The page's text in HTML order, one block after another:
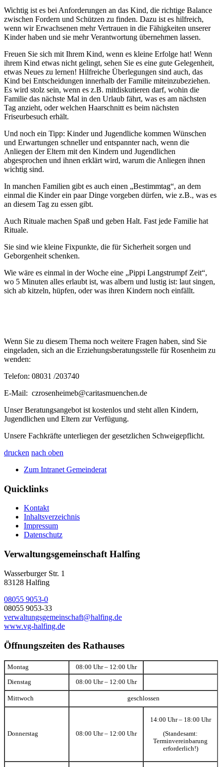
Wichtig ist es bei Anforderungen an das Kind, die richtige Balance
zwischen Fordern und Schützen zu finden. Dazu ist es hilfreich,
wenn wir Erwachsenen mehr Vertrauen in die Fähigkeiten unserer
Kinder haben und sie mehr Verantwortung übernehmen lassen.
Freuen Sie sich mit Ihrem Kind, wenn es kleine Erfolge hat! Wenn
ihrem Kind etwas nicht gelingt, sehen Sie es eine gute Gelegenheit,
etwas Neues zu lernen! Hilfreiche Überlegungen sind auch, das
Kind bei Entscheidungen innerhalb der Familie miteinzubeziehen.
Es wird stolz sein, wenn es z.B. mitdiskutieren darf, wohin die
Familie das nächste Mal in den Urlaub fährt, was es am nächsten
Tag anzieht, oder welchen Haarschnitt es beim nächsten
Friseurbesuch erhält.
Und noch ein Tipp: Kinder und Jugendliche kommen Wünschen
und Erwartungen schneller und entspannter nach, wenn die
Anliegen der Eltern mit den Kindern und Jugendlichen
abgesprochen und ihnen erklärt wird, warum die Anliegen ihnen
wichtig sind.
In manchen Familien gibt es auch einen „Bestimmtag“, an dem
einmal die Kinder ein paar Dinge vorgeben dürfen, wie z.B., was es
an diesem Tag zu essen gibt.
Auch Rituale machen Spaß und geben Halt. Fast jede Familie hat
Rituale.
Sie sind wie kleine Fixpunkte, die für Sicherheit sorgen und
Geborgenheit schenken.
Wie wäre es einmal in der Woche eine „Pippi Langstrumpf Zeit“,
wo 5 Minuten alles erlaubt ist, was albern und lustig ist: laut singen,
sich ab kitzeln, hüpfen, oder was ihren Kindern noch einfällt.
Wenn Sie zu diesem Thema noch weitere Fragen haben, sind Sie
eingeladen, sich an die Erziehungsberatungsstelle für Rosenheim zu
wenden:
Telefon: 08031 /203740
E-Mail: czrosenheimeb@caritasmuenchen.de
Unser Beratungsangebot ist kostenlos und steht allen Kindern,
Jugendlichen und Eltern zur Verfügung.
Unsere Fachkräfte unterliegen der gesetzlichen Schweigepflicht.
drucken nach oben
Zum Intranet Gemeinderat
Quicklinks
Kontakt
Inhaltsverzeichnis
Impressum
Datenschutz
Verwaltungsgemeinschaft Halfing
Wasserburger Str. 1
83128 Halfing
08055 9053-0
08055 9053-33
verwaltungsgemeinschaft@halfing.de
www.vg-halfing.de
Öffnungszeiten des Rathauses
Montag 08:00 Uhr – 12:00 Uhr
Dienstag 08:00 Uhr – 12:00 Uhr
Mittwoch geschlossen
Donnerstag 08:00 Uhr – 12:00 Uhr
14:00 Uhr – 18:00 Uhr
(Standesamt:
Terminvereinbarung
erforderlich!)